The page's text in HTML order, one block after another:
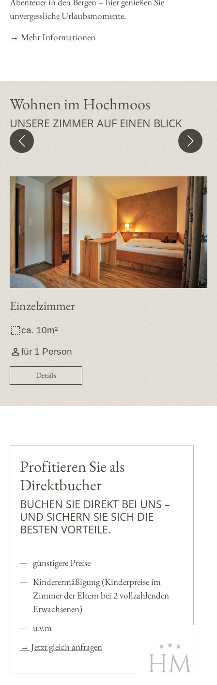
unvergessliche Urlaubsmomente.
→ Mehr Informationen
Wohnen im Hochmoos
UNSERE ZIMMER AUF EINEN BLICK
Einzelzimmer
ca. 10m²
für 1 Person
Details
Profitieren Sie als
Direktbucher
BUCHEN SIE DIREKT BEI UNS –
UND SICHERN SIE SICH DIE
BESTEN VORTEILE.
günstigere Preise
Kinderermäßigung (Kinderpreise im
Zimmer der Eltern bei 2 vollzahlenden
Erwachsenen)
u.v.m
→ Jetzt gleich anfragen